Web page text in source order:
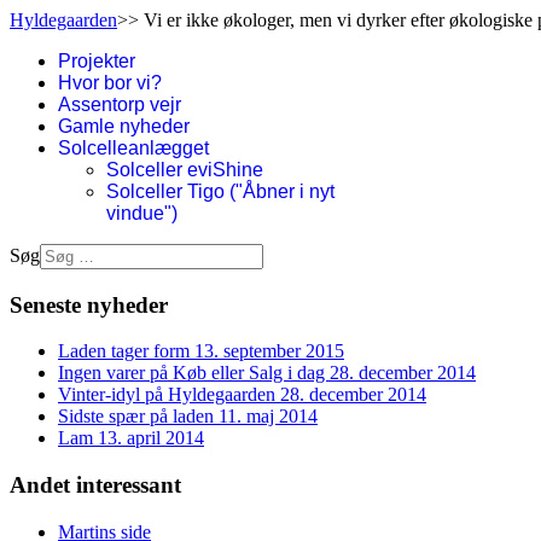
Hyldegaarden>> Vi er ikke økologer, men vi dyrker efter økologiske
Projekter
Hvor bor vi?
Assentorp vejr
Gamle nyheder
Solcelleanlægget
Solceller eviShine
Solceller Tigo ("Åbner i nyt
vindue")
Søg
Seneste nyheder
Laden tager form 13. september 2015
Ingen varer på Køb eller Salg i dag 28. december 2014
Vinter-idyl på Hyldegaarden 28. december 2014
Sidste spær på laden 11. maj 2014
Lam 13. april 2014
Andet interessant
Martins side